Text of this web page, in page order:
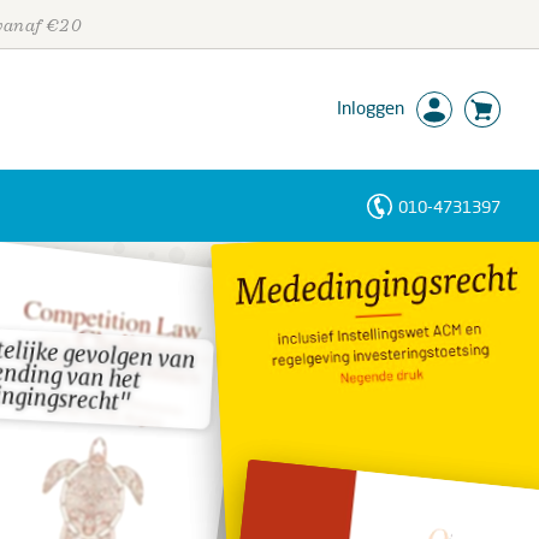
€20
Inloggen
010-4731397
gevolgen van
van het
gevolgen van
van het
Personen
Trefwoorden